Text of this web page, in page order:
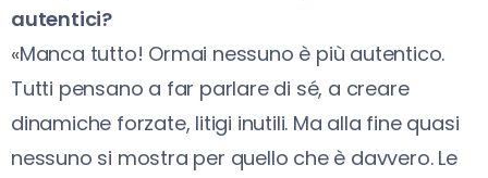
autentici?
«Manca tutto! Ormai nessuno è più autentico.
Tutti pensano a far parlare di sé, a creare
dinamiche forzate, litigi inutili. Ma alla fine quasi
nessuno si mostra per quello che è davvero. Le